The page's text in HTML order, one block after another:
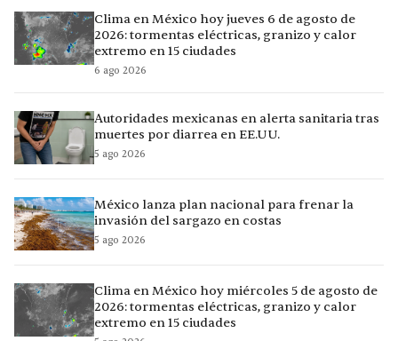
Clima en México hoy jueves 6 de agosto de
2026: tormentas eléctricas, granizo y calor
extremo en 15 ciudades
6 ago 2026
Autoridades mexicanas en alerta sanitaria tras
muertes por diarrea en EE.UU.
5 ago 2026
México lanza plan nacional para frenar la
invasión del sargazo en costas
5 ago 2026
Clima en México hoy miércoles 5 de agosto de
2026: tormentas eléctricas, granizo y calor
extremo en 15 ciudades